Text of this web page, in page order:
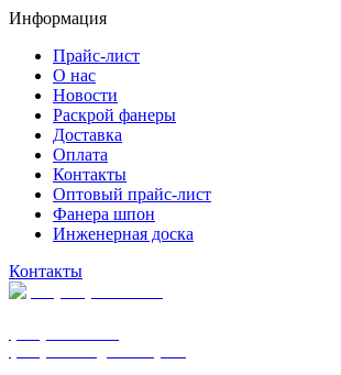
Информация
Прайс-лист
О нас
Новости
Раскрой фанеры
Доставка
Оплата
Контакты
Оптовый прайс-лист
Фанера шпон
Инженерная доска
Контакты